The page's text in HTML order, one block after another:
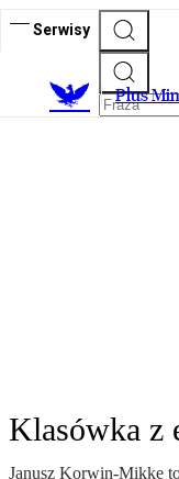
Serwisy
Plus
Klasówka z
Janusz Korwin-Mikke